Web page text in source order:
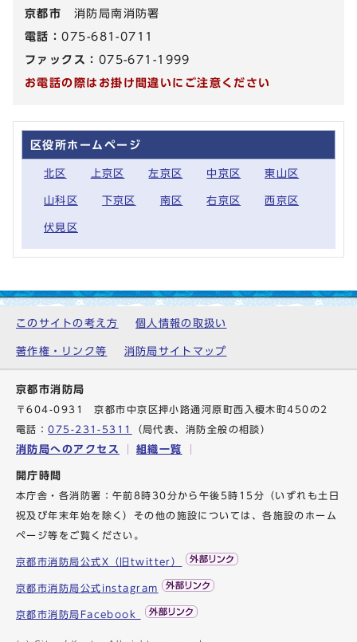
京都市 消防局南消防署
電話：075-681-0711
ファックス： 075-671-1999
お電話の際はお掛け間違いにご注意ください
区役所ホームページ
北区 上京区 左京区 中京区 東山区
山科区 下京区 南区 右京区 西京区
伏見区
このサイトの考え方 個人情報の取扱い
著作権・リンク等 消防局サイトマップ
京都市消防局
〒604-0931 京都市中京区押小路通河原町西入榎木町450の2
電話：075-231-5311 （局代表、消防全般の相談）
消防局へのアクセス 組織一覧
開庁時間
本庁舎・各消防署：午前8時30分から午後5時15分（いずれも土日
祝及び年末年始を除く）その他の施設については、各施設のホーム
ページ等をご覧ください。
京都市消防局公式X（旧twitter）
京都市消防局公式instagram
京都市消防局Facebook